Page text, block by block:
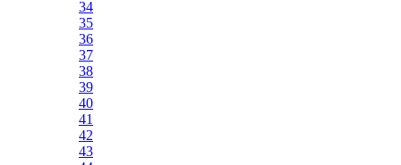
34
35
36
37
38
39
40
41
42
43